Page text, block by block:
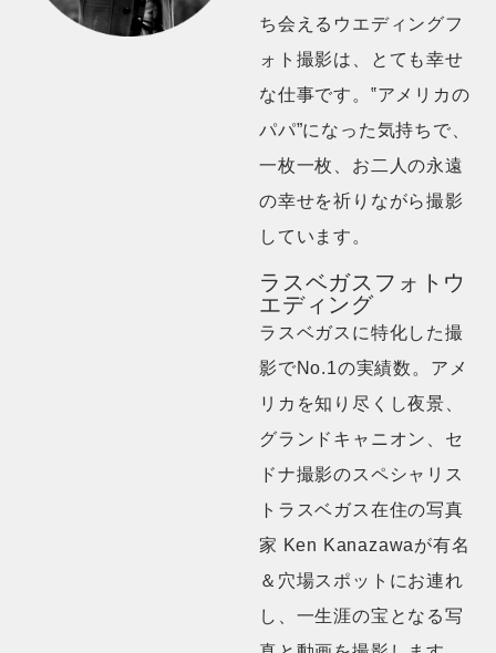
ち会えるウエディングフ
ォト撮影は、とても幸せ
な仕事です。‟アメリカの
パパ”になった気持ちで、
一枚一枚、お二人の永遠
の幸せを祈りながら撮影
しています。
ラスベガスフォトウ
エディング
ラスベガスに特化した撮
影でNo.1の実績数。アメ
リカを知り尽くし夜景、
グランドキャニオン、セ
ドナ撮影のスペシャリス
トラスベガス在住の写真
家 Ken Kanazawaが有名
＆穴場スポットにお連れ
し、一生涯の宝となる写